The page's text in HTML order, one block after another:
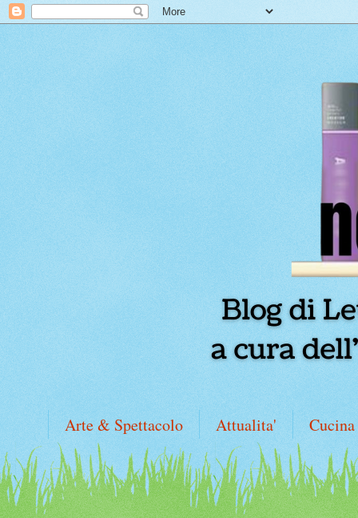
Arte & Spettacolo Attualita' Cucina